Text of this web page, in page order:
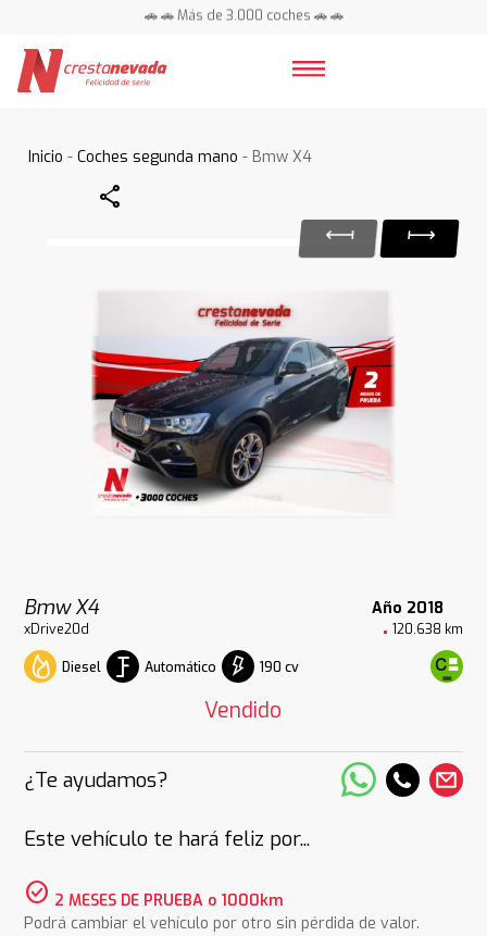
🚗 🚗 Más de 3.000 coches 🚗 🚗
Inicio -Coches segunda mano - Bmw X4
Share
Bmw X4 Año 2018
xDrive20d 120.638 km
Diesel Automático 190 cv
Vendido
¿Te ayudamos?
Este vehículo te hará feliz por...
check_circle 2 MESES DE PRUEBA o 1000km
Podrá cambiar el vehículo por otro sin pérdida de valor.